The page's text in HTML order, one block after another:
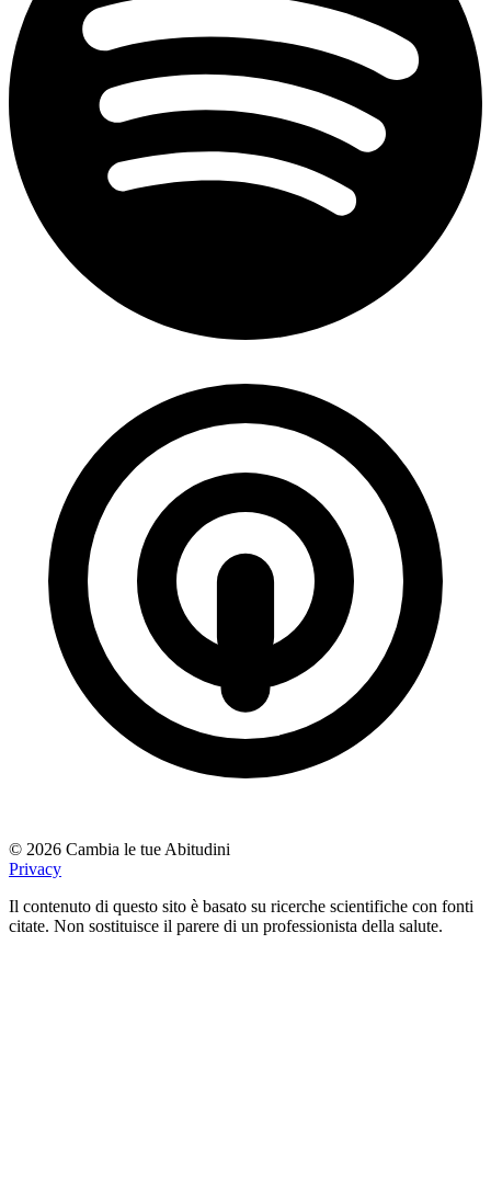
© 2026 Cambia le tue Abitudini
Privacy
Il contenuto di questo sito è basato su ricerche scientifiche con fonti
citate. Non sostituisce il parere di un professionista della salute.